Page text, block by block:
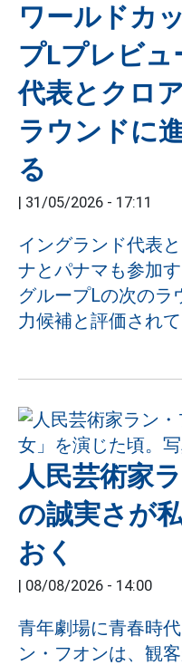
ワールドカ
プLプレビ
代表とクロ
ラウンドに
る
| 31/05/2026 - 17:11
イングランド代表
ナとパナマも参加
グループLの次のラ
力候補と評価されて
人民芸術家
の誠実さが
おく
| 08/08/2026 - 14:00
青年劇場に青春時
ン・フオンは、観